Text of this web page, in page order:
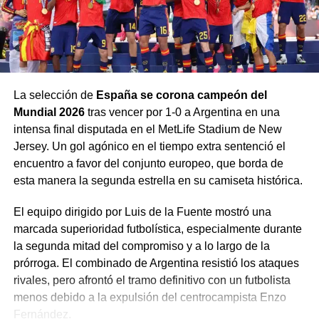
Esta situación ha desencadenado una ola de violencia y
hostigamiento:
Cierre de iglesias:Se estima que el80% de las
Detenciones y violencia:Arkani denunció que
pastores y cuatro líderesde su propia
congregación fueron golpeados y detenidos por
las autoridades.
Leyes restrictivas:Se ha aprobado legislación
años durante procesos judiciales, y se prohíbe a los
locales alquilar espacios para cultos.
A pesar de la represión, el ministerio continúa operando
en la clandestinidad a través de «casas de misericordia»,
donde brindan alimento a niños y talleres de costura para
mujeres, mientras realizan discipulados «en la
La selección de España se corona campeón del
Mundial 2026tras vencer por 1-0 a Argentina en una
intensa final disputada en el MetLife Stadium de New
Jersey. Un gol agónico en el tiempo extra sentenció el
encuentro a favor del conjunto europeo, que borda de
esta manera la segunda estrella en su camiseta histórica.
El equipo dirigido por Luis de la Fuente mostró una
marcada superioridad futbolística, especialmente durante
la segunda mitad del compromiso y a lo largo de la
prórroga. El combinado de Argentina resistió los ataques
rivales, pero afrontó el tramo definitivo con un futbolista
menos debido a la expulsión del centrocampista Enzo
Fernández.